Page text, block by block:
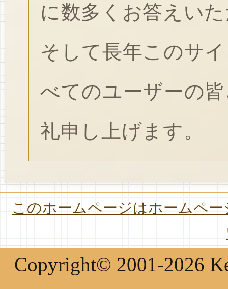
に数多くお答えい
そして長年このサ
べてのユーザーの
礼申し上げます。
このホームページはホームペ
Copyright© 2001-2026